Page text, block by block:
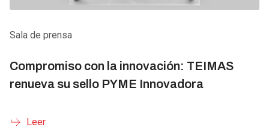
Sala de prensa
Compromiso con la innovación: TEIMAS
renueva su sello PYME Innovadora
Leer